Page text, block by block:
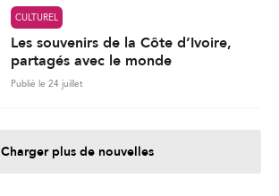
CULTUREL
Les souvenirs de la Côte d’Ivoire,
partagés avec le monde
Publié le 24 juillet
Charger plus de nouvelles